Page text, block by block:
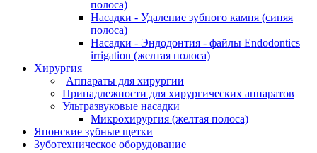
полоса)
Насадки - Удаление зубного камня (синяя
полоса)
Насадки - Эндодонтия - файлы Endodontics
irrigation (желтая полоса)
Хирургия
Аппараты для хирургии
Принадлежности для хирургических аппаратов
Ультразвуковые насадки
Микрохирургия (желтая полоса)
Японские зубные щетки
Зуботехническое оборудование